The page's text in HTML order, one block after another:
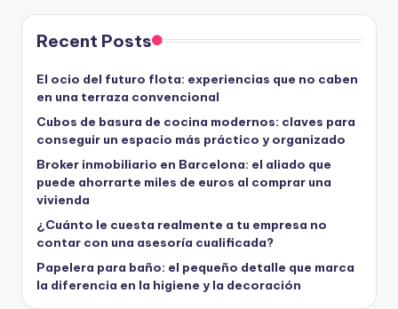
Recent Posts
El ocio del futuro flota: experiencias que no caben
en una terraza convencional
Cubos de basura de cocina modernos: claves para
conseguir un espacio más práctico y organizado
Broker inmobiliario en Barcelona: el aliado que
puede ahorrarte miles de euros al comprar una
vivienda
¿Cuánto le cuesta realmente a tu empresa no
contar con una asesoría cualificada?
Papelera para baño: el pequeño detalle que marca
la diferencia en la higiene y la decoración